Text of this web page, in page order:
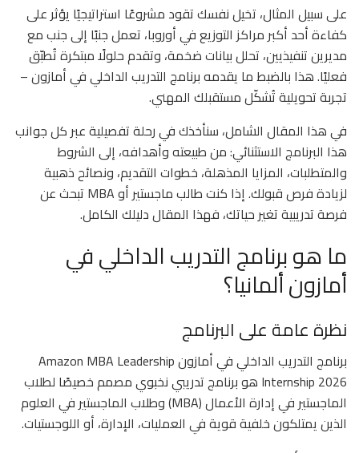
على سبيل المثال، تخيل نفسك تقود مشروعًا استراتيجيًا يؤثر على
كفاءة أحد أكبر مراكز التوزيع في أوروبا، تعمل جنبًا إلى جنب مع
مديرين تنفيذيين، تحلل بيانات ضخمة، وتقدم حلولًا مبتكرة تُطبّق
فعليًا. هذا بالضبط ما يقدمه برنامج التدريب الداخلي في أمازون –
تجربة تحويلية تُشكّل مستقبلك المهني.
في هذا المقال الشامل، سنأخذك في رحلة تفصيلية عبر كل جوانب
هذا البرنامج الاستثنائي: من طبيعته وأهدافه، إلى الشروط
والمتطلبات، المزايا المذهلة، خطوات التقديم، ونصائح ذهبية
لزيادة فرص قبولك. إذا كنت طالب ماجستير أو MBA تبحث عن
فرصة تدريبية تغير حياتك، فهذا المقال دليلك الكامل.
ما هو برنامج التدريب الداخلي في
أمازون ألمانيا؟
نظرة عامة على البرنامج
برنامج التدريب الداخلي في أمازون Amazon MBA Leadership
Internship 2026 هو برنامج تدريبي نخبوي مصمم خصيصًا لطلاب
الماجستير في إدارة الأعمال (MBA) وطلاب الماجستير في العلوم
الذين يمتلكون خلفية قوية في العمليات، الإدارة، أو اللوجستيات.